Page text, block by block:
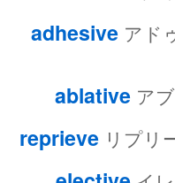
adhesive アド
ablative ア
reprieve リプリ